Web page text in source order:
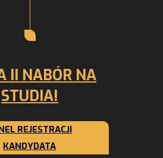
II NABÓR NA
STUDIA!
REJESTRACJI
KANDYDATA